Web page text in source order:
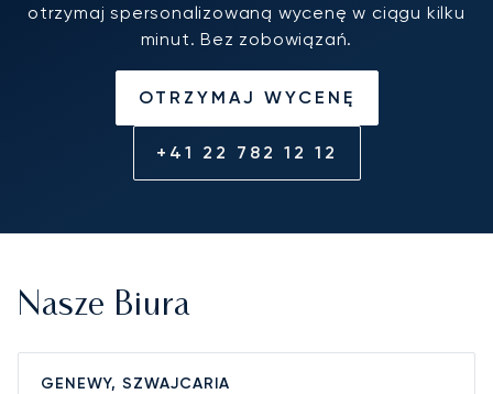
otrzymaj spersonalizowaną wycenę w ciągu kilku
minut. Bez zobowiązań.
OTRZYMAJ WYCENĘ
+41 22 782 12 12
Nasze Biura
GENEWY, SZWAJCARIA